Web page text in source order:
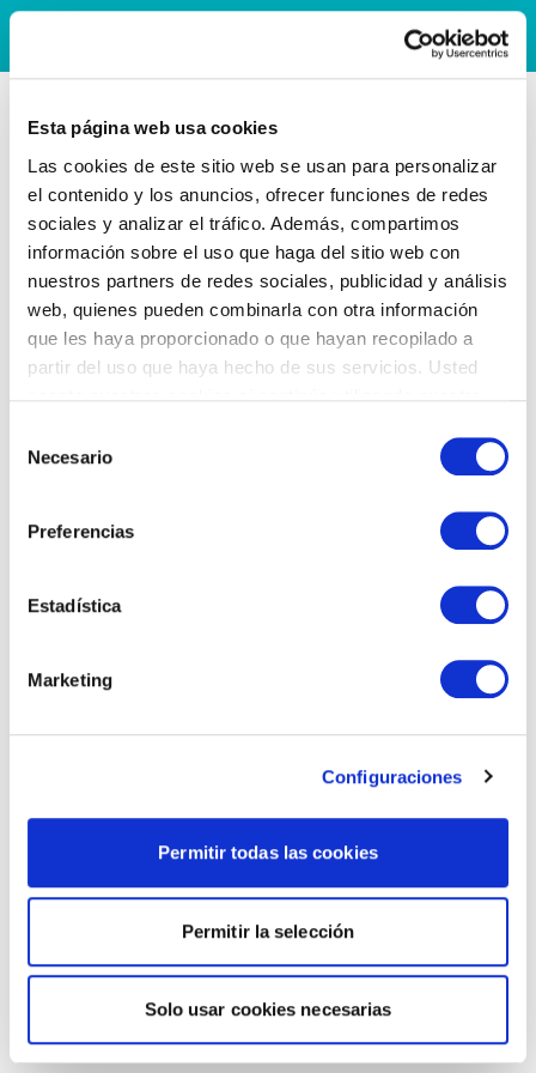
Esta página web usa cookies
Las cookies de este sitio web se usan para personalizar
el contenido y los anuncios, ofrecer funciones de redes
sociales y analizar el tráfico. Además, compartimos
información sobre el uso que haga del sitio web con
nuestros partners de redes sociales, publicidad y análisis
web, quienes pueden combinarla con otra información
que les haya proporcionado o que hayan recopilado a
partir del uso que haya hecho de sus servicios. Usted
Necesario
Preferencias
Estadística
Marketing
Configuraciones
Permitir todas las cookies
Permitir la selección
Solo usar cookies necesarias